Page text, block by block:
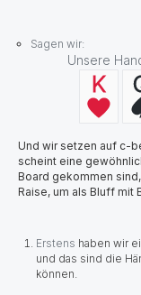
Sagen wir:
Und wir setzen auf c-
scheint eine
Board gekommen
Raise, um als Bluff mit
Erstens haben wir
und das sind die
können.